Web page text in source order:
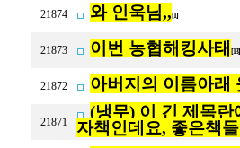
21874 와 인욱님,, [1]
21873 이번 농협해킹사태 [13]
21872 아버지의 이름아래
21871
(냉무) 이 긴 제목
자책인데요, 좋은책